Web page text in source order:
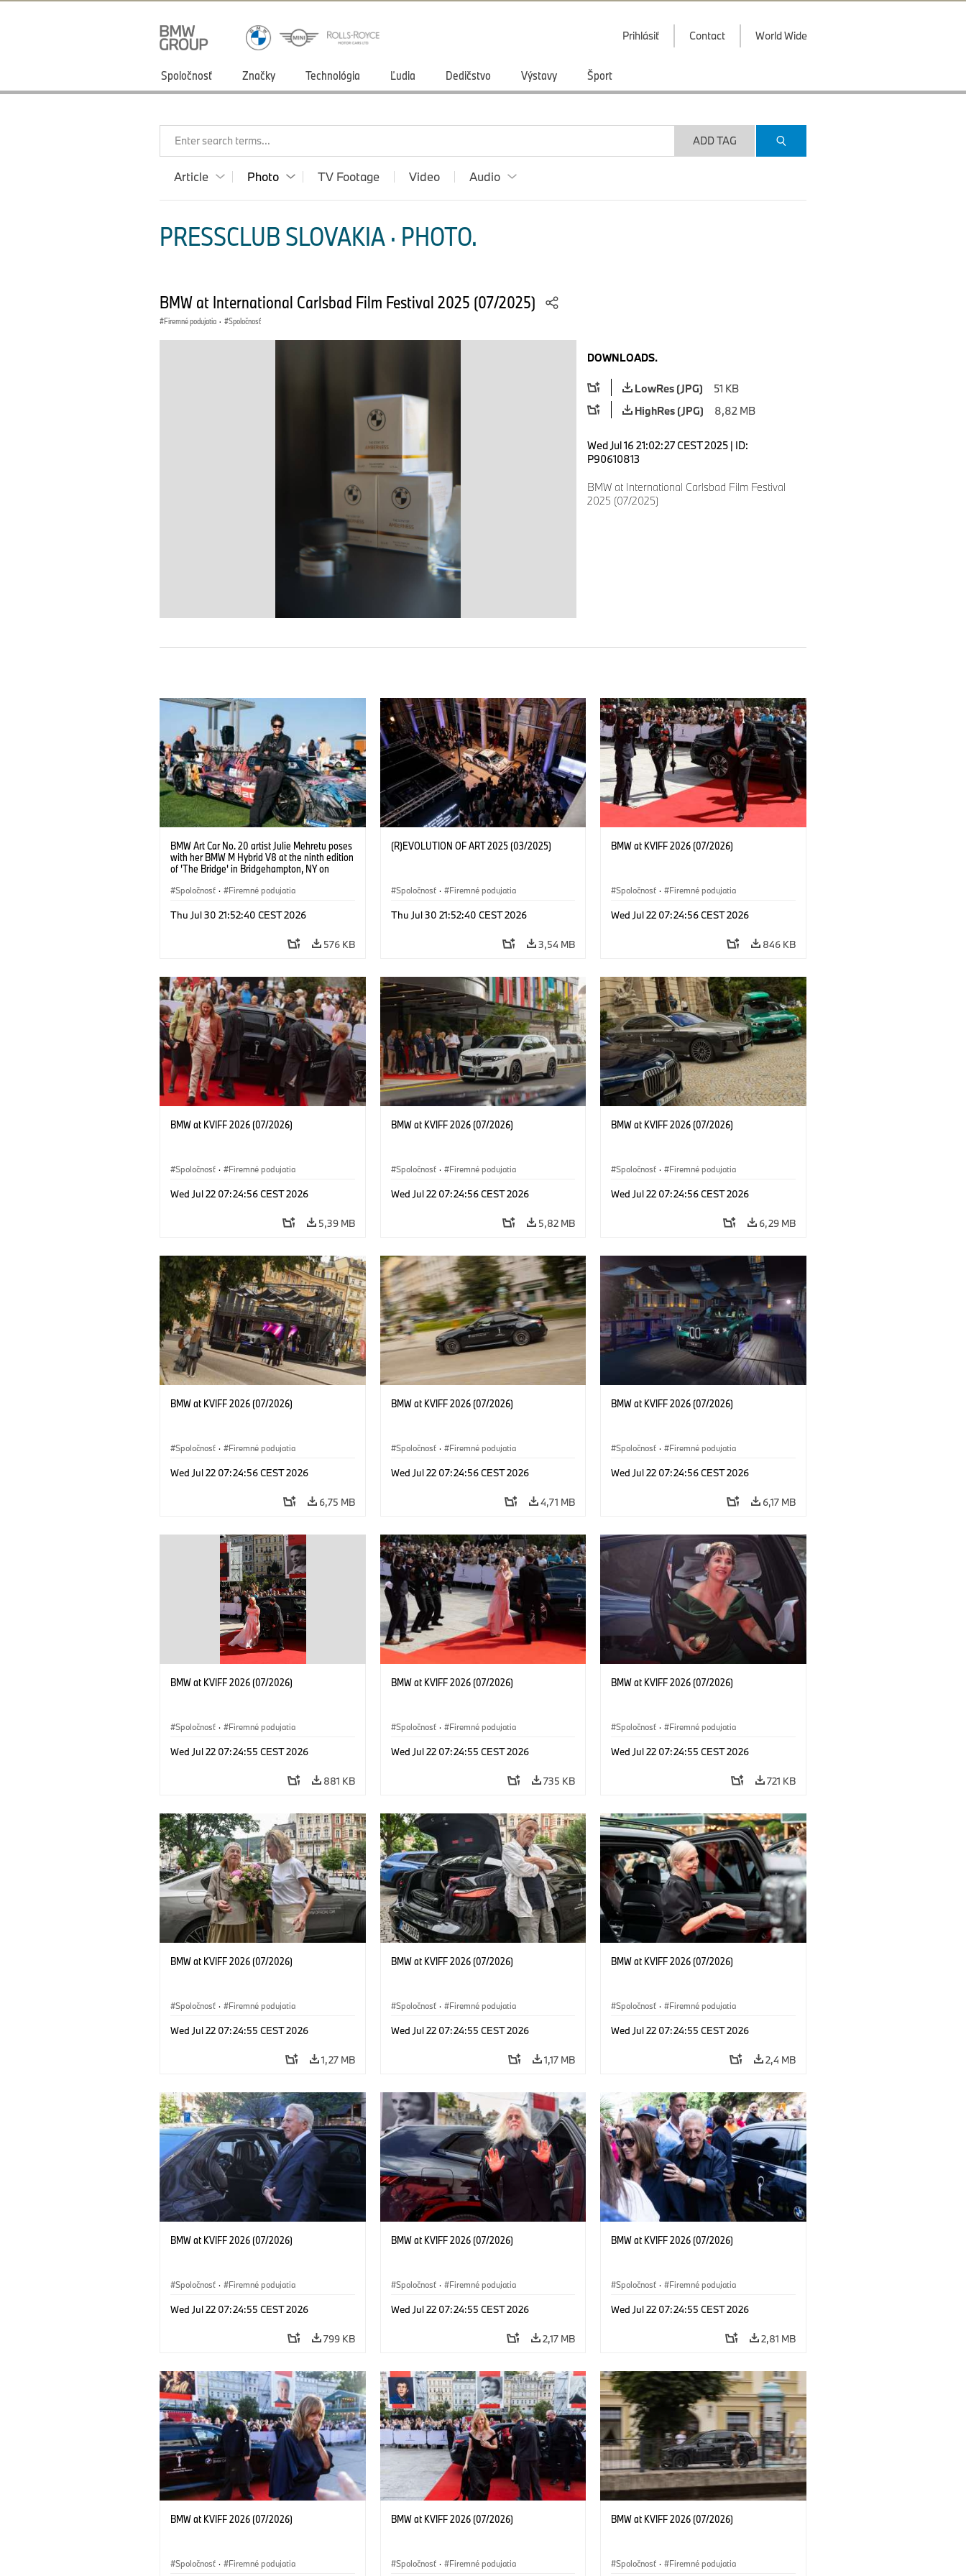
Prihlásiť Contact World Wide
Spoločnosť Značky Technológia Ľudia Dedičstvo Výstavy Šport
Enter search terms... ADD TAG
Article Photo TV Footage Video Audio
PRESSCLUB SLOVAKIA · PHOTO.
BMW at International Carlsbad Film Festival 2025 (07/2025)
Firemné podujatia · Spoločnosť
DOWNLOADS.
LowRes (JPG)
51 KB
HighRes (JPG)
8,82 MB
Wed Jul 16 21:02:27 CEST 2025 | ID:
P90610813
BMW at International Carlsbad Film Festival
2025 (07/2025)
BMW Art Car No. 20 artist Julie Mehretu poses
with her BMW M Hybrid V8 at the ninth edition
of 'The Bridge' in Bridgehampton, NY on
@benfrankephoto.
Spoločnosť · Firemné podujatia
Thu Jul 30 21:52:40 CEST 2026
576 KB
(R)EVOLUTION OF ART 2025 (03/2025)
Spoločnosť · Firemné podujatia
Thu Jul 30 21:52:40 CEST 2026
3,54 MB
BMW at KVIFF 2026 (07/2026)
Spoločnosť · Firemné podujatia
Wed Jul 22 07:24:56 CEST 2026
846 KB
BMW at KVIFF 2026 (07/2026)
Spoločnosť · Firemné podujatia
Wed Jul 22 07:24:56 CEST 2026
5,39 MB
BMW at KVIFF 2026 (07/2026)
Spoločnosť · Firemné podujatia
Wed Jul 22 07:24:56 CEST 2026
5,82 MB
BMW at KVIFF 2026 (07/2026)
Spoločnosť · Firemné podujatia
Wed Jul 22 07:24:56 CEST 2026
6,29 MB
BMW at KVIFF 2026 (07/2026)
Spoločnosť · Firemné podujatia
Wed Jul 22 07:24:56 CEST 2026
6,75 MB
BMW at KVIFF 2026 (07/2026)
Spoločnosť · Firemné podujatia
Wed Jul 22 07:24:56 CEST 2026
4,71 MB
BMW at KVIFF 2026 (07/2026)
Spoločnosť · Firemné podujatia
Wed Jul 22 07:24:56 CEST 2026
6,17 MB
BMW at KVIFF 2026 (07/2026)
Spoločnosť · Firemné podujatia
Wed Jul 22 07:24:55 CEST 2026
881 KB
BMW at KVIFF 2026 (07/2026)
Spoločnosť · Firemné podujatia
Wed Jul 22 07:24:55 CEST 2026
735 KB
BMW at KVIFF 2026 (07/2026)
Spoločnosť · Firemné podujatia
Wed Jul 22 07:24:55 CEST 2026
721 KB
BMW at KVIFF 2026 (07/2026)
Spoločnosť · Firemné podujatia
Wed Jul 22 07:24:55 CEST 2026
1,27 MB
BMW at KVIFF 2026 (07/2026)
Spoločnosť · Firemné podujatia
Wed Jul 22 07:24:55 CEST 2026
1,17 MB
BMW at KVIFF 2026 (07/2026)
Spoločnosť · Firemné podujatia
Wed Jul 22 07:24:55 CEST 2026
2,4 MB
BMW at KVIFF 2026 (07/2026)
Spoločnosť · Firemné podujatia
Wed Jul 22 07:24:55 CEST 2026
799 KB
BMW at KVIFF 2026 (07/2026)
Spoločnosť · Firemné podujatia
Wed Jul 22 07:24:55 CEST 2026
2,17 MB
BMW at KVIFF 2026 (07/2026)
Spoločnosť · Firemné podujatia
Wed Jul 22 07:24:55 CEST 2026
2,81 MB
BMW at KVIFF 2026 (07/2026)
Spoločnosť · Firemné podujatia
BMW at KVIFF 2026 (07/2026)
Spoločnosť · Firemné podujatia
BMW at KVIFF 2026 (07/2026)
Spoločnosť · Firemné podujatia